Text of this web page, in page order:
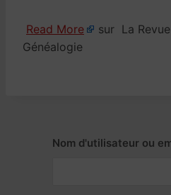
Read More
sur La
Généalogie
Nom d'utilisateur ou